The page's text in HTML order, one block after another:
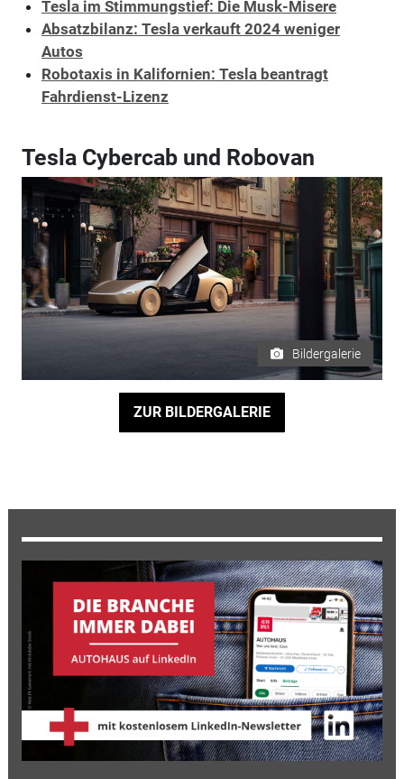
Tesla im Stimmungstief: Die Musk-Misere
Absatzbilanz: Tesla verkauft 2024 weniger
Autos
Robotaxis in Kalifornien: Tesla beantragt
Fahrdienst-Lizenz
Tesla Cybercab und Robovan
Bildergalerie
ZUR BILDERGALERIE